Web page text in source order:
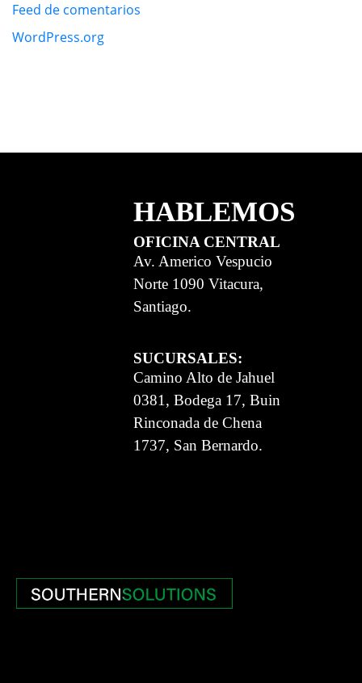
Feed de comentarios
WordPress.org
HABLEMOS
OFICINA CENTRAL
Av. Americo Vespucio
Norte 1090 Vitacura,
Santiago.
SUCURSALES:
Camino Alto de Jahuel
0381, Bodega 17, Buin
Rinconada de Chena
1737, San Bernardo.